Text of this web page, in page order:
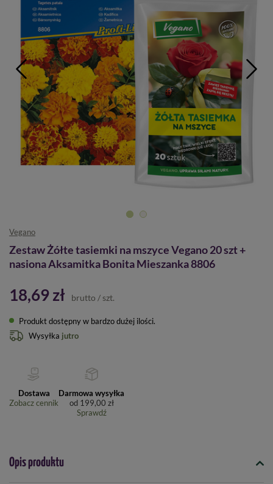
Vegano
Zestaw Żółte tasiemki na mszyce Vegano 20 szt +
nasiona Aksamitka Bonita Mieszanka 8806
18,69 zł brutto / szt.
Produkt dostępny w bardzo dużej ilości
Wysyłka jutro
Dostawa
Zobacz cennik
Darmowa wysyłka
od 199,00 zł
Sprawdź
Opis produktu